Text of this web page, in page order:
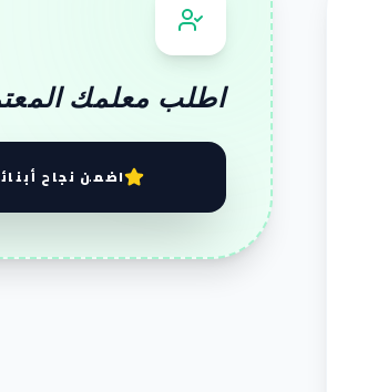
اطلب معلمك
اضمن نجاح